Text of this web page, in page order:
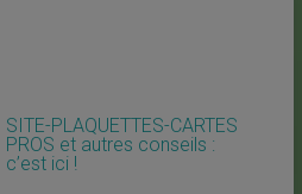
SITE-PLAQUETTES-CARTES
PROS et autres conseils :
c’est ici !